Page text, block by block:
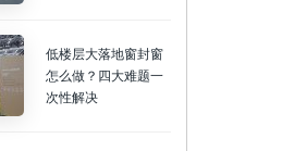
低楼层大落地窗封窗
怎么做？四大难题一
次性解决